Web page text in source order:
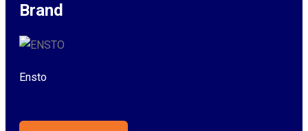
Brand
Ensto